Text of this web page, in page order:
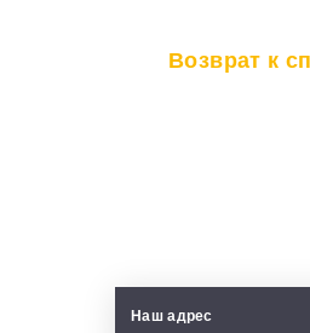
Возврат к
Наш адрес